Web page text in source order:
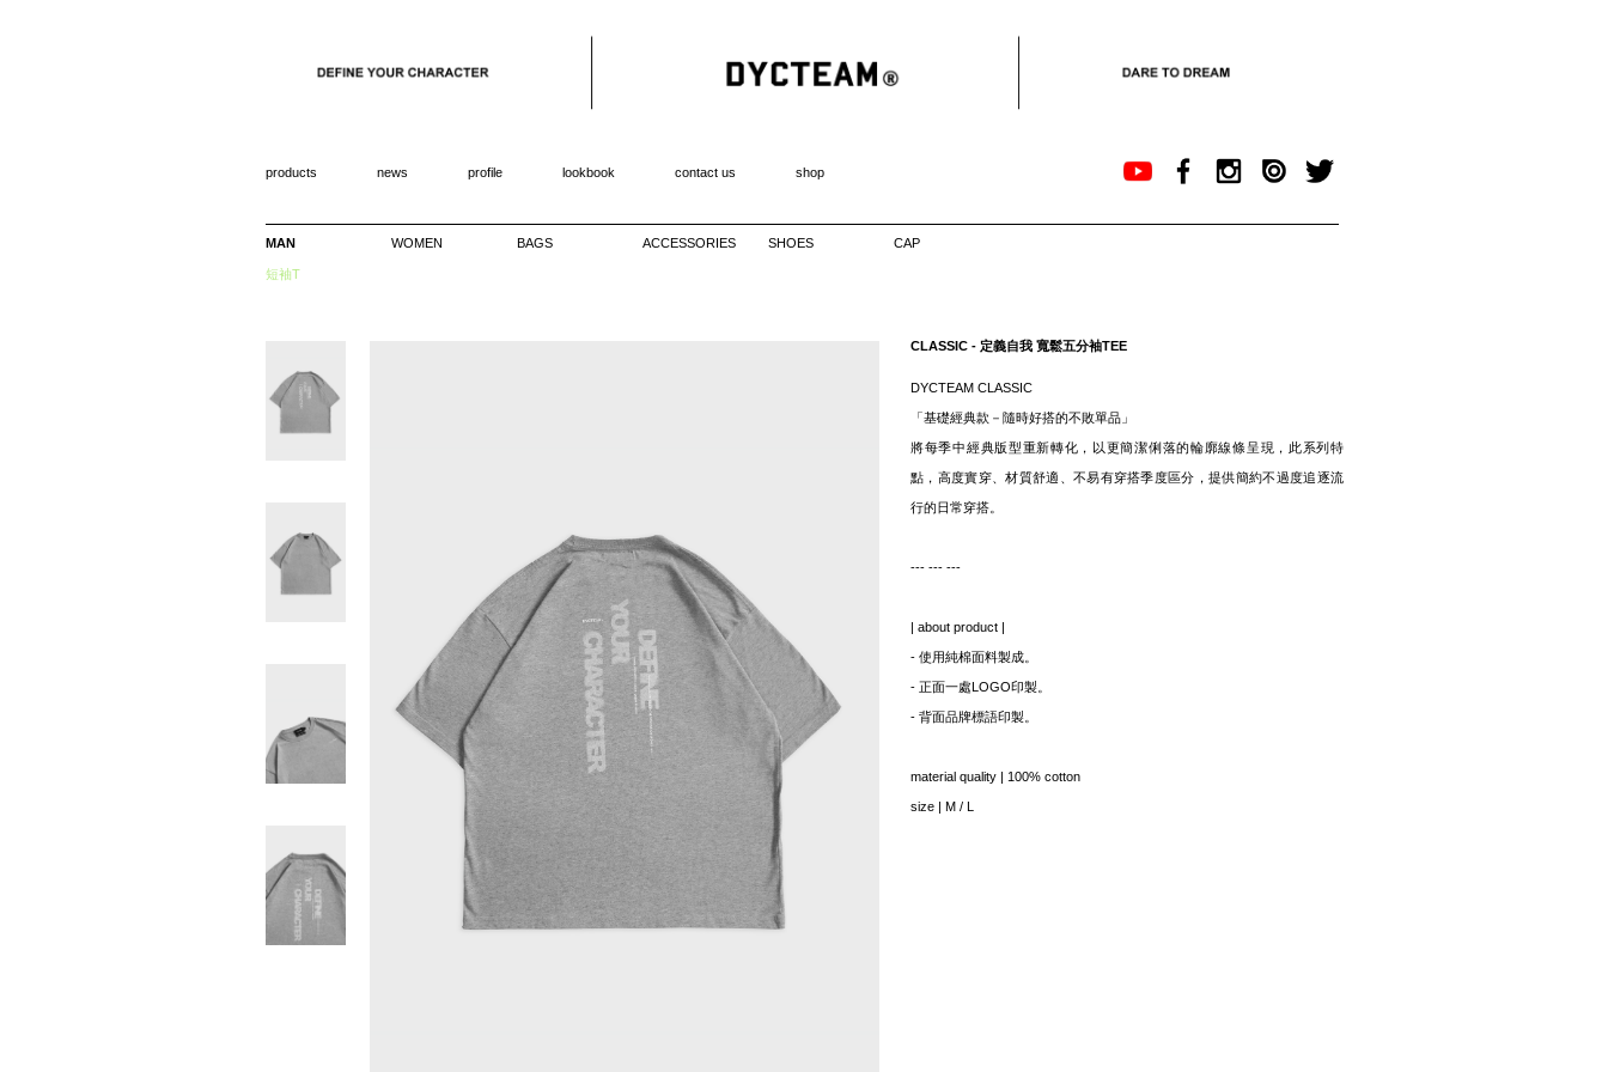
products news profile lookbook contact us shop
MAN WOMEN BAGS ACCESSORIES SHOES CAP
短袖T
CLASSIC - 定義自我 寬鬆五分袖TEE
DYCTEAM CLASSIC
「基礎經典款－隨時好搭的不敗單品」
將每季中經典版型重新轉化，以更簡潔俐落的輪廓線條呈現，此系列特
點，高度實穿、材質舒適、不易有穿搭季度區分，提供簡約不過度追逐流
行的日常穿搭。
--- --- ---
| about product |
- 使用純棉面料製成。
- 正面一處LOGO印製。
- 背面品牌標語印製。
material quality | 100% cotton
size | M / L